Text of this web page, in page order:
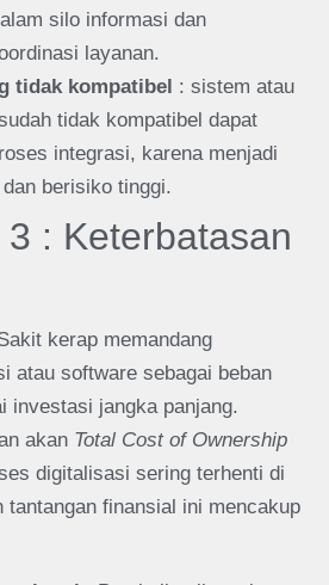
silo informasi dan
layanan.
tidak kompatibel : sistem atau
tidak kompatibel dapat
integrasi, karena menjadi
berisiko tinggi.
: Keterbatasan
kerap memandang
atau software sebagai beban
investasi jangka panjang.
akan Total Cost of Ownership
digitalisasi sering terhenti di
tantangan finansial ini mencakup